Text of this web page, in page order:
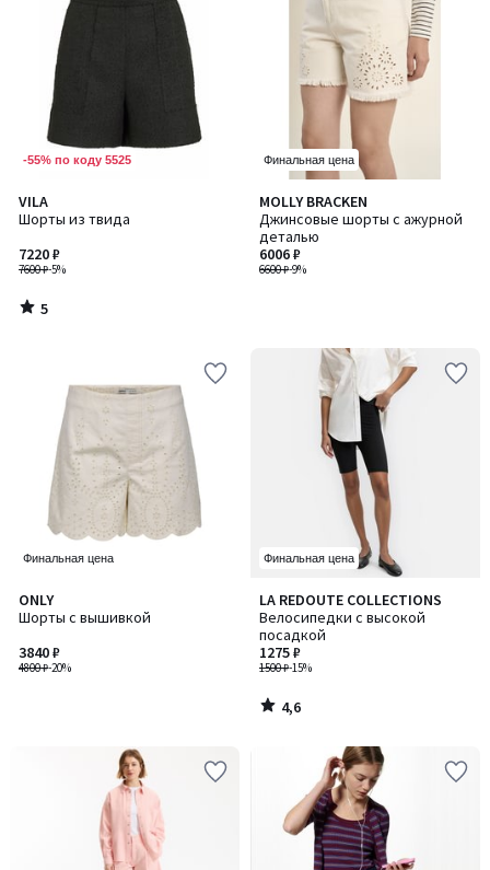
-55% по коду 5525
VILA
Шорты из твида
7600 ₽-5%
7220 ₽
5
/
5
/
Финальная цена
MOLLY BRACKEN
Джинсовые шорты с ажурной
деталью
6600 ₽-9%
6006 ₽
Финальная цена
ONLY
Шорты с вышивкой
4800 ₽-20%
3840 ₽
Финальная цена
LA REDOUTE COLLECTIONS
Велосипедки с высокой
посадкой
1500 ₽-15%
1275 ₽
4,6
/ 5
4,6
/